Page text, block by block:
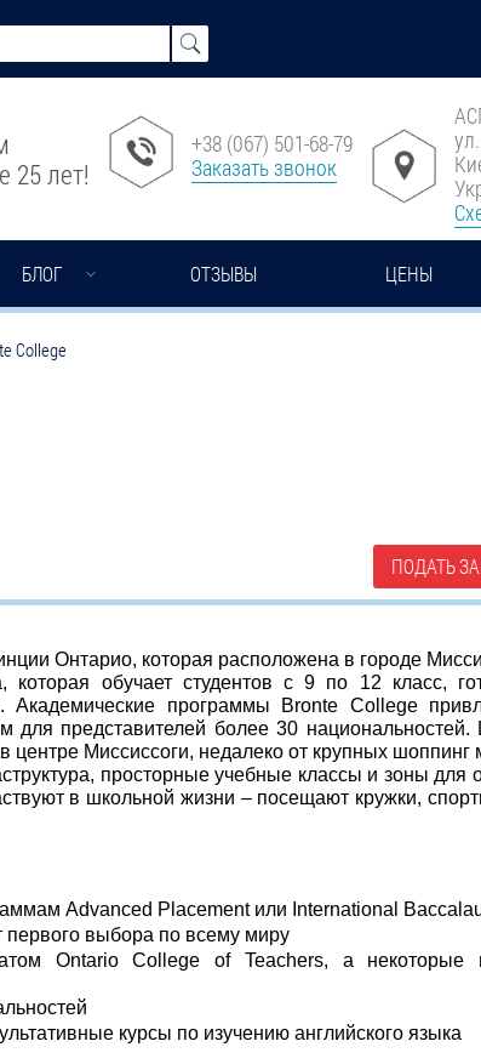
25 лет!
+38 (067) 501-68-79
Заказать звонок
БЛОГ ОТЗЫВЫ ЦЕНЫ
College
ПОДАТЬ
Онтарио, которая расположена в городе
обучает студентов с 9 по 12 класс,
Академические программы Bronte College
для представителей более 30 национальностей.
Миссиссоги, недалеко от крупных шоппинг
просторные учебные классы и зоны для
в школьной жизни – посещают кружки,
Advanced Placement или International
первого выбора по всему миру
Ontario College of Teachers, а некоторые
курсы по изучению английского языка